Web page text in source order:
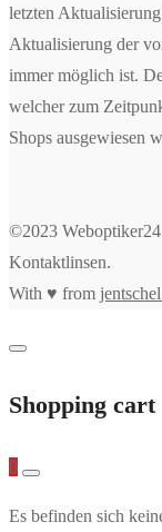
letzten
Aktualisierung der
immer möglich ist.
welcher zum
Shops ausgewiesen
©2023
Kontaktlinsen.
With ♥ from
Shopping cart
0
Es befinden sich